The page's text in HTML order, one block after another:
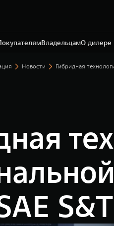
ВладельцамО дилере
1-й километр, вл.2Ас1
Новости Гибридная